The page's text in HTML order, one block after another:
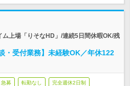
上場「りそなHD」/連続5日間休暇OK/残
受付業務】未経験OK／年休122
急募 転勤なし 完全週休2日制